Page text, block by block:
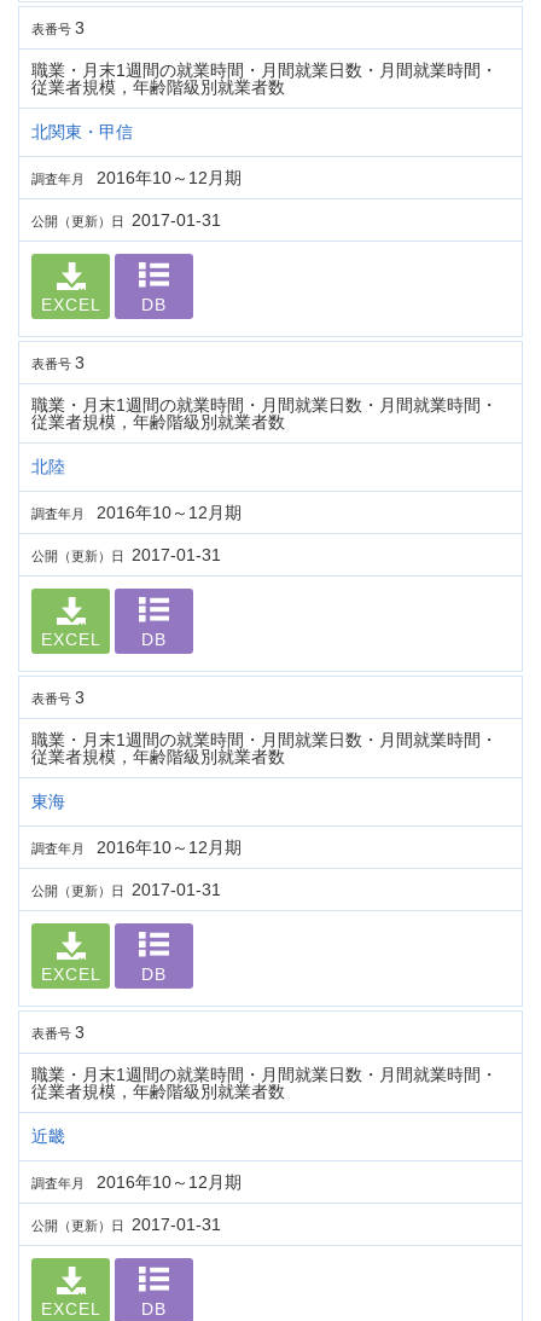
表番号 3
職業・月末1週間の就業時間・月間就業日数・月間就業時間・
従業者規模，年齢階級別就業者数
北関東・甲信
調査年月 2016年10～12月期
公開（更新）日 2017-01-31
EXCEL DB
表番号 3
職業・月末1週間の就業時間・月間就業日数・月間就業時間・
従業者規模，年齢階級別就業者数
北陸
調査年月 2016年10～12月期
公開（更新）日 2017-01-31
EXCEL DB
表番号 3
職業・月末1週間の就業時間・月間就業日数・月間就業時間・
従業者規模，年齢階級別就業者数
東海
調査年月 2016年10～12月期
公開（更新）日 2017-01-31
EXCEL DB
表番号 3
職業・月末1週間の就業時間・月間就業日数・月間就業時間・
従業者規模，年齢階級別就業者数
近畿
調査年月 2016年10～12月期
公開（更新）日 2017-01-31
EXCEL DB